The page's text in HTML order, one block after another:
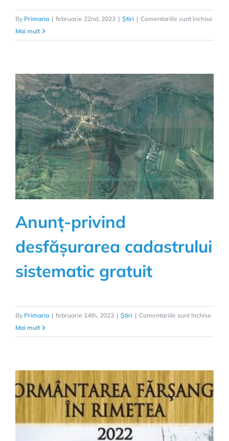
By Primaria | februarie 22nd, 2023 | Știri | Comentariile sunt închise
ale
Mai mult
Anunț-privind
desfășurarea cadastrului
sistematic gratuit
By Primaria | februarie 14th, 2023 | Știri | Comentariile sunt închise
gratuit
Mai mult